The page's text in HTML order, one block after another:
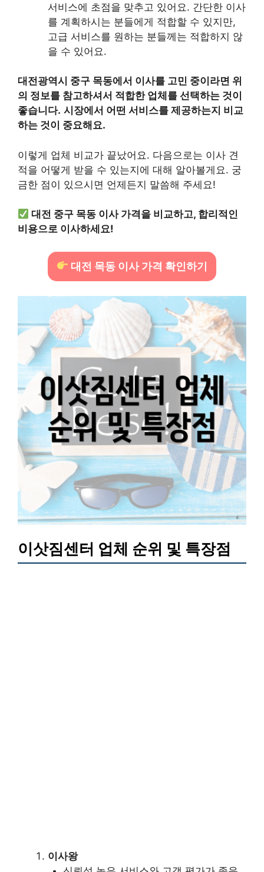
서비스에 초점을 맞추고 있어요. 간단한 이사
를 계획하시는 분들에게 적합할 수 있지만,
고급 서비스를 원하는 분들께는 적합하지 않
을 수 있어요.
대전광역시 중구 목동에서 이사를 고민 중이라면 위
의 정보를 참고하셔서 적합한 업체를 선택하는 것이
좋습니다. 시장에서 어떤 서비스를 제공하는지 비교
하는 것이 중요해요.
이렇게 업체 비교가 끝났어요. 다음으로는 이사 견
적을 어떻게 받을 수 있는지에 대해 알아볼게요. 궁
금한 점이 있으시면 언제든지 말씀해 주세요!
대전 중구 목동 이사 가격을 비교하고, 합리적인
비용으로 이사하세요!
대전 목동 이사 가격 확인하기
이삿짐센터 업체 순위 및 특장점
이사왕